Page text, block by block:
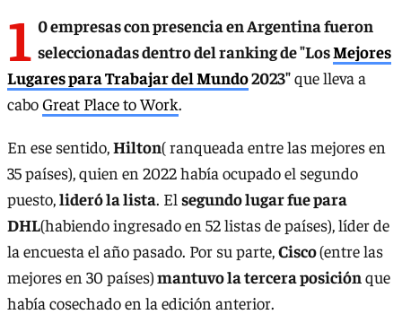
1 0 empresas con presencia en Argentina fueron
seleccionadas dentro del ranking de "LosMejores
Lugares para Trabajar del Mundo2023"que lleva a
caboGreat Place to Work.
En ese sentido,Hilton( ranqueada entre las mejores en
35 países), quien en 2022 había ocupado el segundo
puesto,lideró la lista. El segundo lugar fue para
DHL(habiendo ingresado en 52 listas de países), líder de
la encuesta el año pasado. Por su parte,Cisco(entre las
mejores en 30 países)mantuvo la tercera posiciónque
había cosechado en la edición anterior.